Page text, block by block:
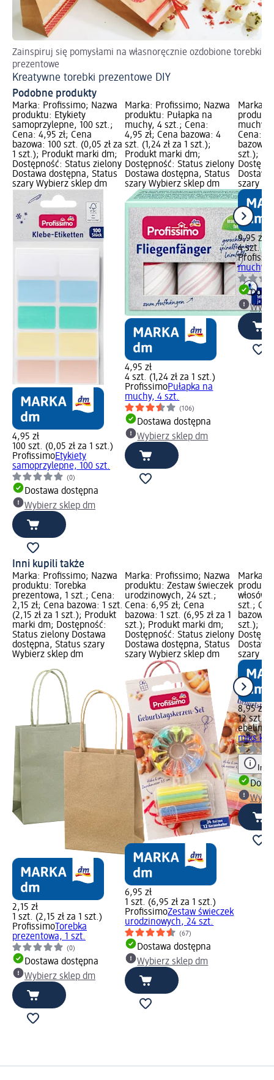
Zainspiruj się pomysłami na własnoręcznie ozdobione torebki
prezentowe
Kreatywne torebki prezentowe DIY
Podobne produkty
Marka: Profissimo; Nazwa
produktu: Etykiety
samoprzylepne, 100 szt.;
Cena: 4,95 zł; Cena
bazowa: 100 szt. (0,05 zł za
1 szt.); Produkt marki dm;
Dostępność: Status zielony
Dostawa dostępna, Status
szary Wybierz sklep dm
4,95 zł
100 szt. (0,05 zł za 1 szt.)
ProfissimoEtykiety
samoprzylepne, 100 szt.
(0)
Dostawa dostępna
Wybierz sklep dm
Marka: Profissimo; Nazwa
produktu: Pułapka na
muchy, 4 szt.; Cena:
4,95 zł; Cena bazowa: 4
szt. (1,24 zł za 1 szt.);
Produkt marki dm;
Dostępność: Status zielony
Dostawa dostępna, Status
szary Wybierz sklep dm
4,95 zł
4 szt. (1,24 zł za 1 szt.)
ProfissimoPułapka na
muchy, 4 szt.
(106)
Dostawa dostępna
Wybierz sklep dm
Marka:
muchy
Cena:
bazowa:
szt.);
szary
9,95 zł
4 szt.
muchy
Inni kupili także
Marka: Profissimo; Nazwa
produktu: Torebka
prezentowa, 1 szt.; Cena:
2,15 zł; Cena bazowa: 1 szt.
(2,15 zł za 1 szt.); Produkt
marki dm; Dostępność:
Status zielony Dostawa
dostępna, Status szary
Wybierz sklep dm
2,15 zł
1 szt. (2,15 zł za 1 szt.)
ProfissimoTorebka
prezentowa, 1 szt.
(0)
Dostawa dostępna
Wybierz sklep dm
Marka: Profissimo; Nazwa
produktu: Zestaw świeczek
urodzinowych, 24 szt.;
Cena: 6,95 zł; Cena
bazowa: 1 szt. (6,95 zł za 1
szt.); Produkt marki dm;
Dostępność: Status zielony
Dostawa dostępna, Status
szary Wybierz sklep dm
6,95 zł
1 szt. (6,95 zł za 1 szt.)
ProfissimoZestaw świeczek
urodzinowych, 24 szt.
(67)
Dostawa dostępna
Wybierz sklep dm
Marka:
włosów,
szt.;
bazowa:
szt.);
szary
8,95 zł
12 szt.
ebelin
miks